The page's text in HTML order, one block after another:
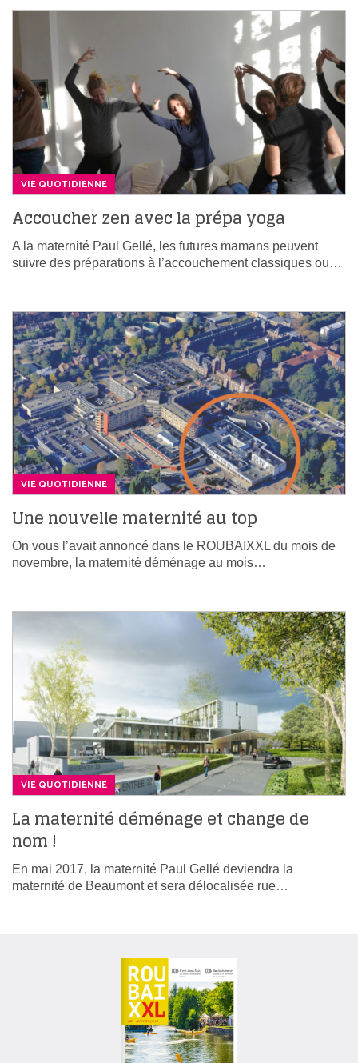
VIE QUOTIDIENNE
Accoucher zen avec la prépa yoga
A la maternité Paul Gellé, les futures mamans peuvent
suivre des préparations à l’accouchement classiques ou…
VIE QUOTIDIENNE
Une nouvelle maternité au top
On vous l’avait annoncé dans le ROUBAIXXL du mois de
novembre, la maternité déménage au mois…
VIE QUOTIDIENNE
La maternité déménage et change de
nom !
En mai 2017, la maternité Paul Gellé deviendra la
maternité de Beaumont et sera délocalisée rue…